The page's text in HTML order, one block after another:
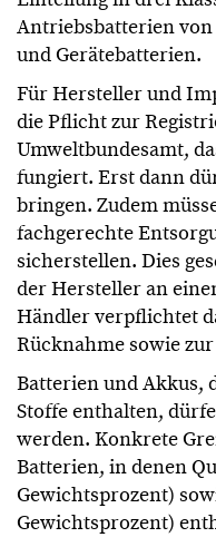
Antriebsbatterien von
und Gerätebatterien.
Für Hersteller und
die Pflicht zur
Umweltbundesamt,
fungiert. Erst dann
bringen. Zudem
fachgerechte
sicherstellen. Dies
der Hersteller an
Händler verpflichtet
Rücknahme sowie
Batterien und Akkus,
Stoffe enthalten,
werden. Konkrete
Batterien, in denen
Gewichtsprozent)
Gewichtsprozent)